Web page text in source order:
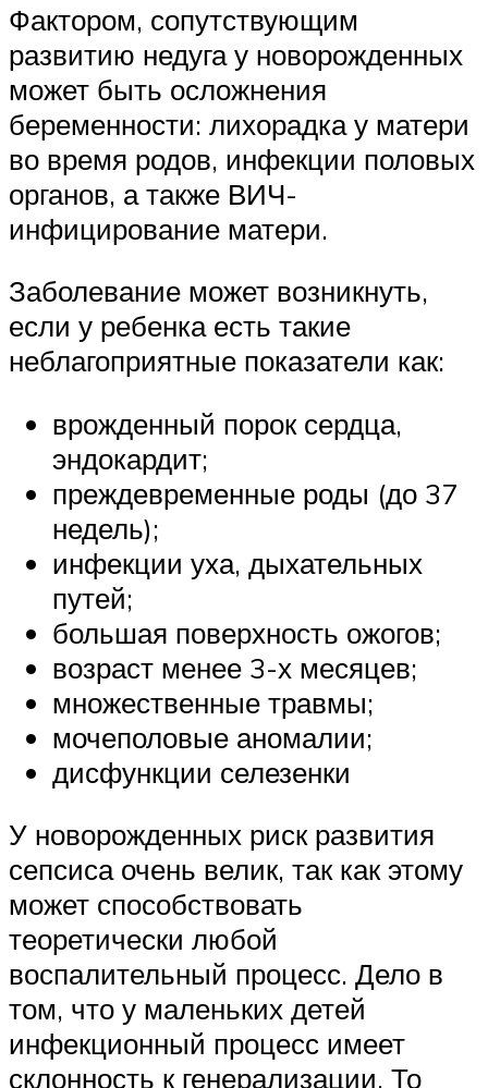
Фактором, сопутствующим
развитию недуга у новорожденных
может быть осложнения
беременности: лихорадка у матери
во время родов, инфекции половых
органов, а также ВИЧ-
инфицирование матери.
Заболевание может возникнуть,
если у ребенка есть такие
неблагоприятные показатели как:
врожденный порок сердца,
эндокардит;
преждевременные роды (до 37
недель);
инфекции уха, дыхательных
путей;
большая поверхность ожогов;
возраст менее 3-х месяцев;
множественные травмы;
мочеполовые аномалии;
дисфункции селезенки
У новорожденных риск развития
сепсиса очень велик, так как этому
может способствовать
теоретически любой
воспалительный процесс. Дело в
том, что у маленьких детей
инфекционный процесс имеет
склонность к генерализации. То